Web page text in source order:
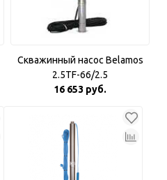
Скважинный насос Belamos
2.5TF-66/2.5
16 653 руб.